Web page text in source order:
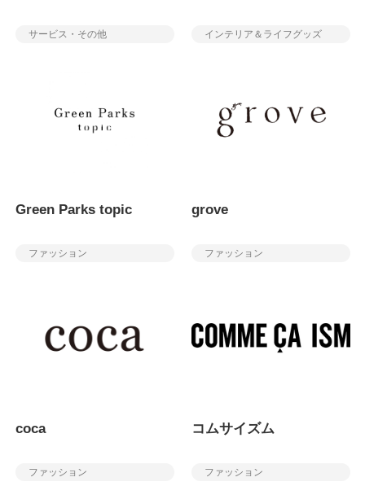
サービス・その他 インテリア＆ライフグッズ
Green Parks topic
ファッション
grove
ファッション
coca
ファッション
コムサイズム
ファッション